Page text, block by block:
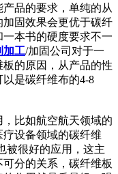
品的要求，单纯的从
固效果会更优于碳纤
本书的硬度要求不一
加工/加固公司对于一
的原因，从产品的性
是碳纤维布的4-8
比如航空航天领域的
设备领域的碳纤维
被很好的应用，这主
分的关系，碳纤维板